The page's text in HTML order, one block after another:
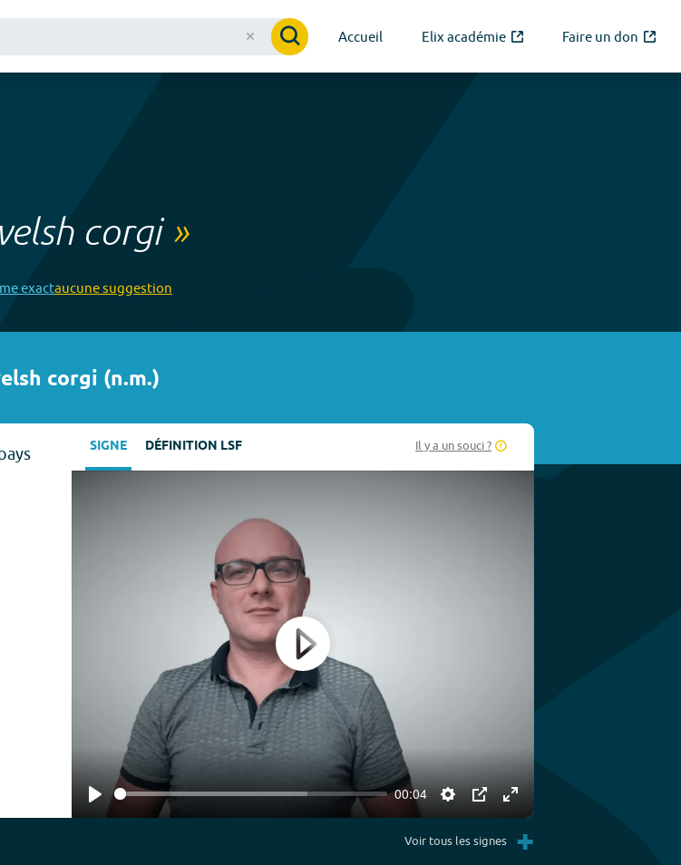
Accueil Elix académie Faire un don
corgi»
exactaucunesuggestion
corgi (n.m.)
SIGNE DÉFINITION LSF Il y a un souci ?
Play
00:04
Settings
PIP Enter
fullscreen
Play
Voir tous les signes +